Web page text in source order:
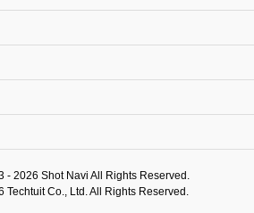
- 2026 Shot Navi All Rights Reserved.
Co., Ltd. All Rights Reserved.